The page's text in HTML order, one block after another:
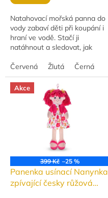
Natahovací mořská panna do
vody zabaví děti při koupání i
hraní ve vodě. Stačí ji
natáhnout a sledovat, jak
hladině. Na výběr jsou 3
varianty. Vhodné...
Červená Žlutá Černá
Akce
399 Kč –25 %
Panenka usínací Nanynka
zpívající česky růžová